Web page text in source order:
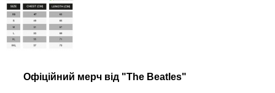
Офіційний мерч від "The Beatles"